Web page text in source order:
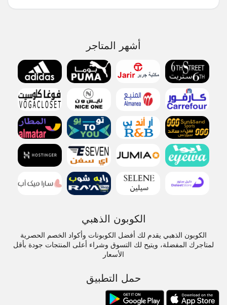
أشهر المتاجر
الكوبون الذهبي
الكوبون الذهبي يقدم لك أفضل الكوبونات وأكواد الخصم الحصرية
لمتاجرك المفضلة، ويتيح لك التسوق وشراء أعلى المنتجات جودة بأقل
الأسعار
حمل التطبيق